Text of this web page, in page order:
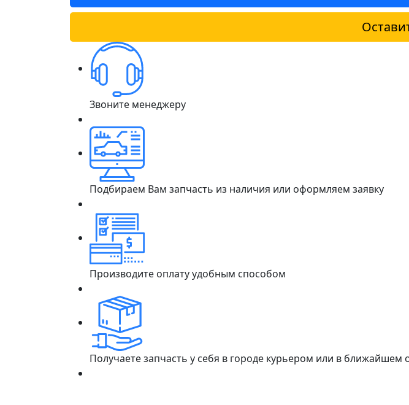
Звоните менеджеру
Подбираем Вам запчасть из наличия или оформляем заявку
Производите оплату удобным способом
Получаете запчасть у себя в городе курьером или в ближайшем